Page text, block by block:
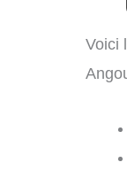
Voici